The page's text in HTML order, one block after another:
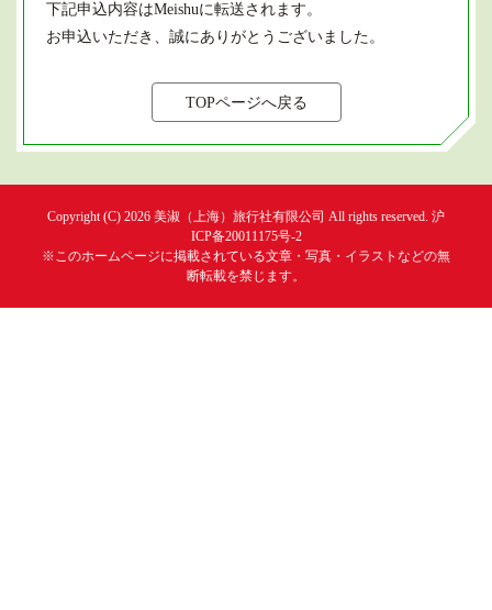
下記申込内容はMeishuに転送されます。
お申込いただき、誠にありがとうございました。
TOPページへ戻る
Copyright (C) 2026 美淑（上海）旅行社有限公司 All rights reserved. 沪
ICP备20011175号-2
※このホームページに掲載されている文章・写真・イラストなどの無
断転載を禁じます。